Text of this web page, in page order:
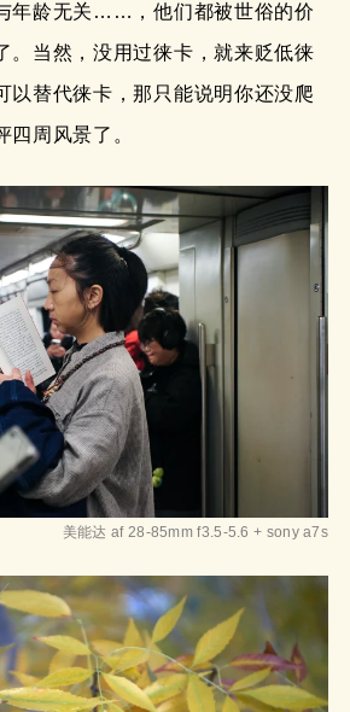
年龄无关……，他们都被世俗的价
。当然，没用过徕卡，就来贬低徕
以替代徕卡，那只能说明你还没爬
四周风景了。
美能达 af 28-85mm f3.5-5.6 + sony a7s